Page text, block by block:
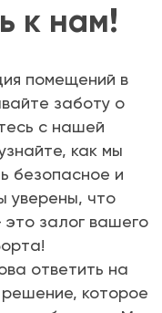
к нам!
помещений в
заботу о
с нашей
как мы
безопасное и
уверены, что
это залог вашего
ответить на
которое